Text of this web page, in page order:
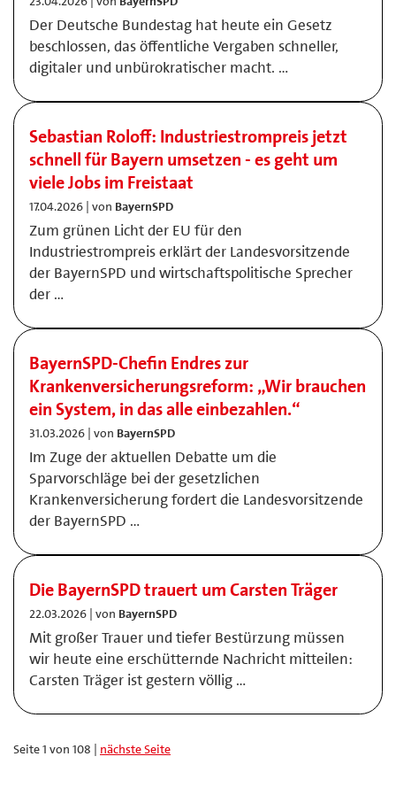
Der Deutsche Bundestag hat heute ein Gesetz
beschlossen, das öffentliche Vergaben schneller,
digitaler und unbürokratischer macht. …
Sebastian Roloff: Industriestrompreis jetzt
schnell für Bayern umsetzen - es geht um
viele Jobs im Freistaat
17.04.2026 | von BayernSPD
Zum grünen Licht der EU für den
Industriestrompreis erklärt der Landesvorsitzende
der BayernSPD und wirtschaftspolitische Sprecher
der …
BayernSPD-Chefin Endres zur
Krankenversicherungsreform: „Wir brauchen
ein System, in das alle einbezahlen.“
31.03.2026 | von BayernSPD
Im Zuge der aktuellen Debatte um die
Sparvorschläge bei der gesetzlichen
Krankenversicherung fordert die Landesvorsitzende
der BayernSPD …
Die BayernSPD trauert um Carsten Träger
22.03.2026 | von BayernSPD
Mit großer Trauer und tiefer Bestürzung müssen
wir heute eine erschütternde Nachricht mitteilen:
Carsten Träger ist gestern völlig …
Seite 1 von 108 | nächste Seite